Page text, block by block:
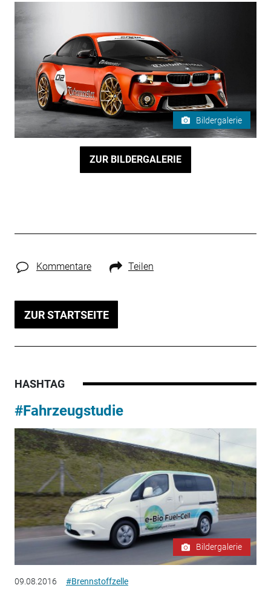
Bildergalerie
ZUR BILDERGALERIE
Kommentare Teilen
ZUR STARTSEITE
HASHTAG
#Fahrzeugstudie
Bildergalerie
09.08.2016 #Brennstoffzelle